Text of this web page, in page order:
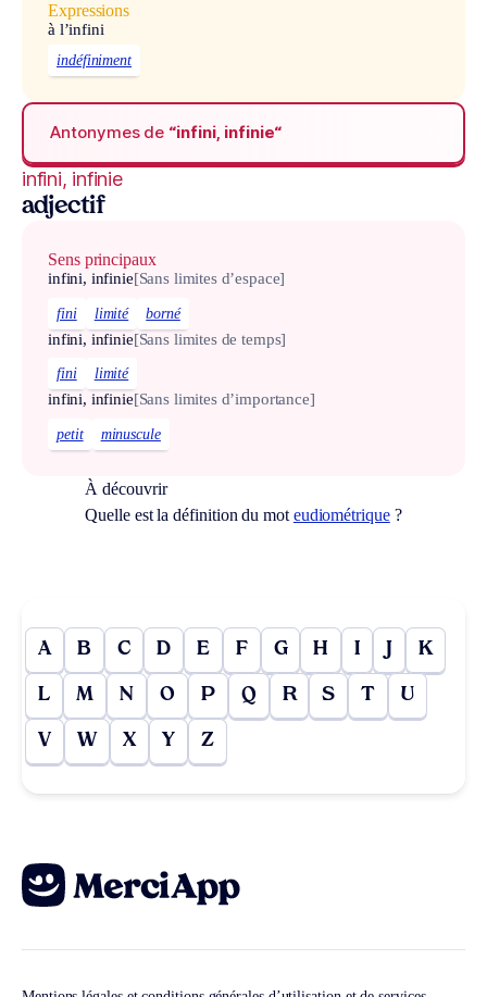
Expressions
à l’infini
indéfiniment
Antonymes de “infini, infinie“
infini, infinie
adjectif
Sens principaux
infini, infinie[Sans limites d’espace]
fini limité borné
infini, infinie[Sans limites de temps]
fini limité
infini, infinie[Sans limites d’importance]
petit minuscule
À découvrir
Quelle est la définition du mot eudiométrique?
A B C D E F G H I J K
L M N O P Q R S T U
V W X Y Z